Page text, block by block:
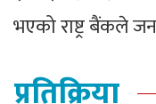
भएको राष्ट्र बैंकले